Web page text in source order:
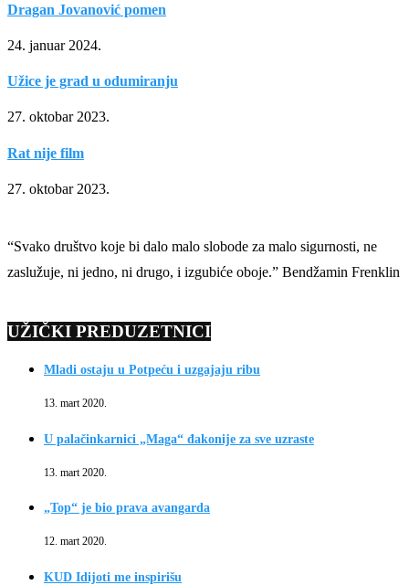
Dragan Jovanović pomen
24. januar 2024.
Užice je grad u odumiranju
27. oktobar 2023.
Rat nije film
27. oktobar 2023.
“Svako društvo koje bi dalo malo slobode za malo sigurnosti, ne
zaslužuje, ni jedno, ni drugo, i izgubiće oboje.” Bendžamin Frenklin
UŽIČKI PREDUZETNICI
Mladi ostaju u Potpeću i uzgajaju ribu
13. mart 2020.
U palačinkarnici „Maga“ đakonije za sve uzraste
13. mart 2020.
„Top“ je bio prava avangarda
12. mart 2020.
KUD Idijoti me inspirišu